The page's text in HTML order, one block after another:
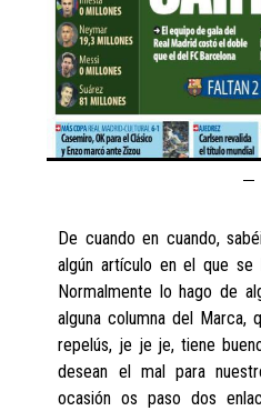
De cuando en cuando,
algún artículo en el que se
Normalmente lo hago de
alguna columna del Marca,
repelús, je je je, tiene
desean el mal para
ocasión os paso dos